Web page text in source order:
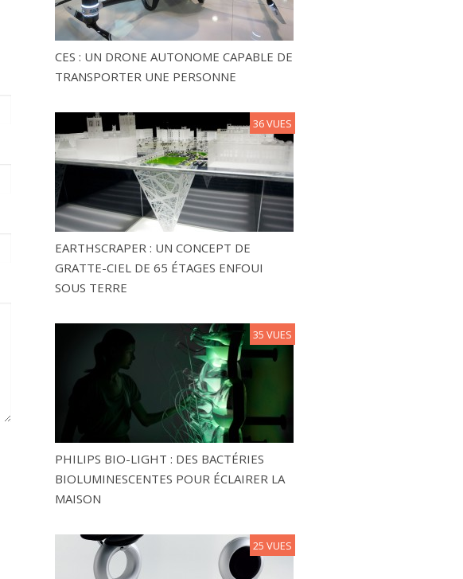
CES : UN DRONE AUTONOME CAPABLE DE
TRANSPORTER UNE PERSONNE
EARTHSCRAPER : UN CONCEPT DE
GRATTE-CIEL DE 65 ÉTAGES ENFOUI
SOUS TERRE
36 VUES
PHILIPS BIO-LIGHT : DES BACTÉRIES
BIOLUMINESCENTES POUR ÉCLAIRER LA
MAISON
35 VUES
25 VUES